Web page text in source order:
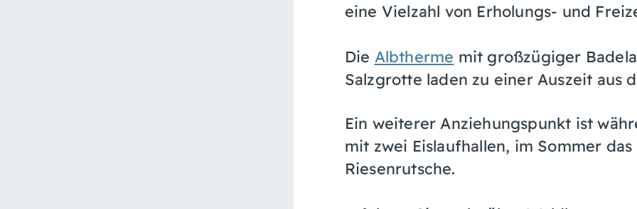
eine Vielzahl von Erholungs- und
Die Albtherme mit großzügiger
Salzgrotte laden zu einer Auszeit aus
Ein weiterer Anziehungspunkt ist
mit zwei Eislaufhallen, im Sommer
Riesenrutsche.